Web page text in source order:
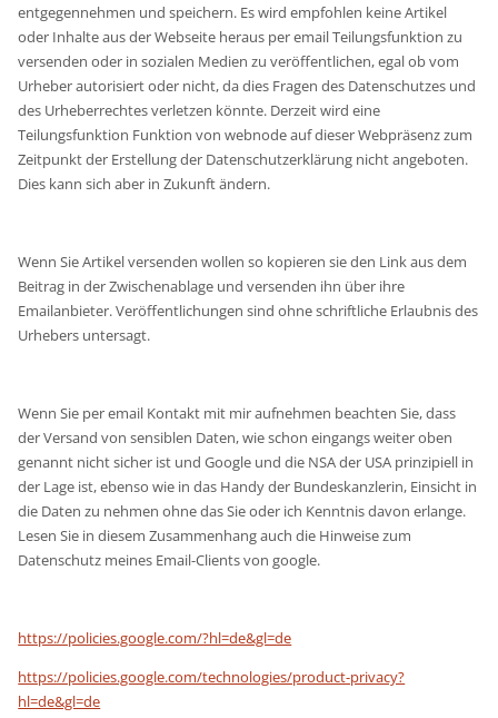
entgegennehmen und speichern. Es wird empfohlen keine Artikel
oder Inhalte aus der Webseite heraus per email Teilungsfunktion zu
versenden oder in sozialen Medien zu veröffentlichen, egal ob vom
Urheber autorisiert oder nicht, da dies Fragen des Datenschutzes und
des Urheberrechtes verletzen könnte. Derzeit wird eine
Teilungsfunktion Funktion von webnode auf dieser Webpräsenz zum
Zeitpunkt der Erstellung der Datenschutzerklärung nicht angeboten.
Dies kann sich aber in Zukunft ändern.
Wenn Sie Artikel versenden wollen so kopieren sie den Link aus dem
Beitrag in der Zwischenablage und versenden ihn über ihre
Emailanbieter. Veröffentlichungen sind ohne schriftliche Erlaubnis des
Urhebers untersagt.
Wenn Sie per email Kontakt mit mir aufnehmen beachten Sie, dass
der Versand von sensiblen Daten, wie schon eingangs weiter oben
genannt nicht sicher ist und Google und die NSA der USA prinzipiell in
der Lage ist, ebenso wie in das Handy der Bundeskanzlerin, Einsicht in
die Daten zu nehmen ohne das Sie oder ich Kenntnis davon erlange.
Lesen Sie in diesem Zusammenhang auch die Hinweise zum
Datenschutz meines Email-Clients von google.
https://policies.google.com/?hl=de&gl=de
https://policies.google.com/technologies/product-privacy?
hl=de&gl=de